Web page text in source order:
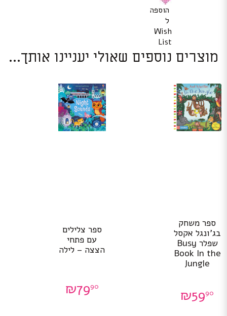
הוספה
ל
Wish
List
מוצרים נוספים שאולי יעניינו אותך...
ספר משחק
בג’ונגל אקסל
שפלר Busy
Book In the
Jungle
₪5990
ספר צלילים
עם פתחי
הצצה – לילה
₪7990